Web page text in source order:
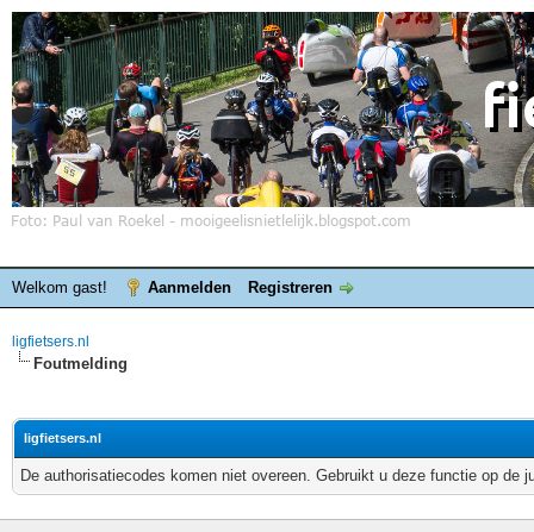
Welkom gast! Aanmelden Registreren
ligfietsers.nl
Foutmelding
ligfietsers.nl
De authorisatiecodes komen niet overeen. Gebruikt u deze functie op de